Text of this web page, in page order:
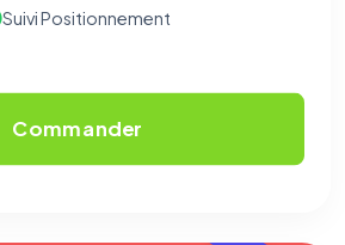
Suivi Positionnement
Commander